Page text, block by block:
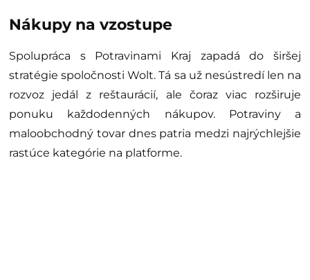
Nákupy na vzostupe
Spolupráca s Potravinami Kraj zapadá do širšej
stratégie spoločnosti Wolt. Tá sa už nesústredí len na
rozvoz jedál z reštaurácií, ale čoraz viac rozširuje
ponuku každodenných nákupov. Potraviny a
maloobchodný tovar dnes patria medzi najrýchlejšie
rastúce kategórie na platforme.